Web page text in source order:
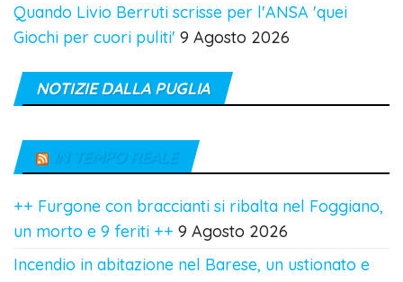
Quando Livio Berruti scrisse per l'ANSA 'quei
Giochi per cuori puliti' 9 Agosto 2026
NOTIZIE DALLA PUGLIA
IN TEMPO REALE
++ Furgone con braccianti si ribalta nel Foggiano,
un morto e 9 feriti ++ 9 Agosto 2026
Incendio in abitazione nel Barese, un ustionato e